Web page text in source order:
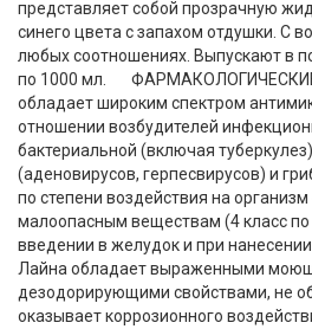
представляет собой прозрачную
синего цвета с запахом отдушки. С
любых соотношениях. Выпускают в
по 1000 мл.
обладает широким спектром
отношении возбудителей
бактериальной (включая
(аденовирусов, герпесвирусов) и
по степени воздействия на организм
малоопасным веществам (4 класс
введении в желудок и при
Лайна обладает выраженными
дезодорирующими свойствами, не
оказывает коррозионного